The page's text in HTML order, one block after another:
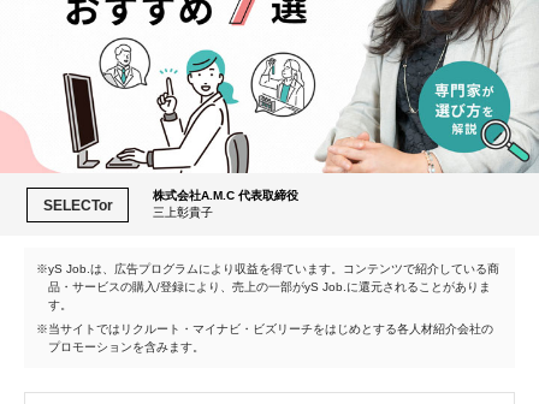
SELECTor
株式会社A.M.C 代表取締役
三上彰貴子
yS Job.は、広告プログラムにより収益を得ています。コンテンツで紹介している商
品・サービスの購入/登録により、売上の一部がyS Job.に還元されることがありま
す。
当サイトではリクルート・マイナビ・ビズリーチをはじめとする各人材紹介会社の
プロモーションを含みます。